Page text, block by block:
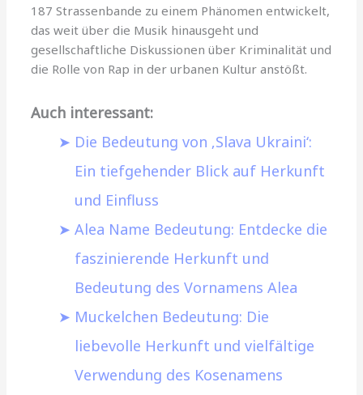
187 Strassenbande zu einem Phänomen entwickelt,
das weit über die Musik hinausgeht und
gesellschaftliche Diskussionen über Kriminalität und
die Rolle von Rap in der urbanen Kultur anstößt.
Auch interessant:
Die Bedeutung von ‚Slava Ukraini‘:
Ein tiefgehender Blick auf Herkunft
und Einfluss
Alea Name Bedeutung: Entdecke die
faszinierende Herkunft und
Bedeutung des Vornamens Alea
Muckelchen Bedeutung: Die
liebevolle Herkunft und vielfältige
Verwendung des Kosenamens